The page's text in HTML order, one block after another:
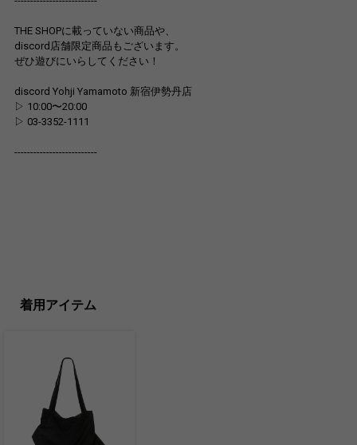
THE SHOPに載っていない商品や、
discord店舗限定商品もございます。
ぜひ遊びにいらしてください！
discord Yohji Yamamoto 新宿伊勢丹店
▷ 10:00〜20:00
▷ 03-3352-1111
--------------------------
着用アイテム